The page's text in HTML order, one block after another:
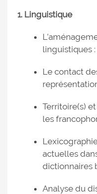
1. Linguistique
linguistiques
Le contact
Territoire(s)
les
actuelles
dictionnaires
Analyse du